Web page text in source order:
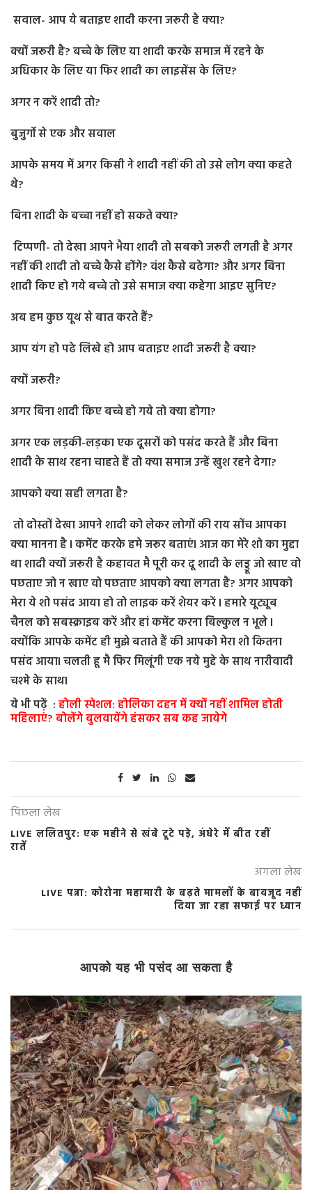
सवाल- आप ये बताइए शादी करना जरूरी है क्या?
क्यों जरूरी है? बच्चे के लिए या शादी करके समाज में रहने के
अधिकार के लिए या फिर शादी का लाइसेंस के लिए?
अगर न करें शादी तो?
बुजुर्गो से एक और सवाल
आपके समय में अगर किसी ने शादी नहीं की तो उसे लोग क्या कहते
थे?
बिना शादी के बच्चा नहीं हो सकते क्या?
टिप्पणी- तो देखा आपने भैया शादी तो सबको जरूरी लगती है अगर
नहीं की शादी तो बच्चे कैसे होंगे? वंश कैसे बढेगा? और अगर बिना
शादी किए हो गये बच्चे तो उसे समाज क्या कहेगा आइए सुनिए?
अब हम कुछ यूथ से बात करते हैं?
आप यंग हो पढे लिखे हो आप बताइए शादी जरूरी है क्या?
क्यों जरूरी?
अगर बिना शादी किए बच्चे हो गये तो क्या होगा?
अगर एक लड़की-लड़का एक दूसरों को पसंद करते हैं और बिना
शादी के साथ रहना चाहते हैं तो क्या समाज उन्हें खुश रहने देगा?
आपको क्या सही लगता है?
तो दोस्तों देखा आपने शादी को लेकर लोगों की राय सोंच आपका
क्या मानना है l कमेंट करके हमे जरूर बताएंl आज का मेरे शो का मुद्दा
था शादी क्यों जरूरी है कहावत मै पूरी कर दू शादी के लड्डू जो खाए वो
पछताए जो न खाए वो पछताए आपको क्या लगता है? अगर आपको
मेरा ये शो पसंद आया हो तो लाइक करें शेयर करें l हमारे यूट्यूब
चैनल को सबस्क्राइब करें और हां कमेंट करना बिल्कुल न भूले l
क्योंकि आपके कमेंट ही मुझे बताते हैं की आपको मेरा शो कितना
पसंद आयाl चलती हू मै फिर मिलूंगी एक नये मुद्दे के साथ नारीवादी
चश्मे के साथl
ये भी पढ़ें :होली स्पेशल: होलिका दहन में क्यों नहीं शामिल होती
महिलाएं? बोलेंगे बुलवायेंगे हंसकर सब कह जायेगे
पिछला लेख
LIVE ललितपुर: एक महीने से खंबे टूटे पड़े, अंधेरे में बीत रहीं
रातें
अगला लेख
LIVE पन्ना: कोरोना महामारी के बढ़ते मामलों के बावजूद नहीं
दिया जा रहा सफाई पर ध्यान
आपको यह भी पसंद आ सकता है